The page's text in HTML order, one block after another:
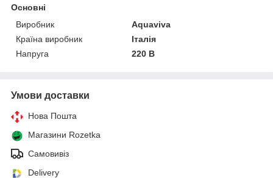
Основні
Виробник
Aquaviva
Країна виробник
Італія
Напруга
220 В
Умови доставки
Нова Пошта
Магазини Rozetka
Самовивіз
Delivery